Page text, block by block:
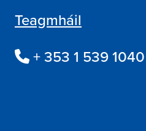
Teagmháil
+ 353 1 539 1040